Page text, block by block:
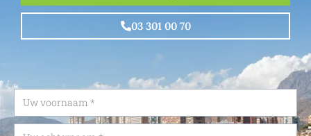
03 301 00 70